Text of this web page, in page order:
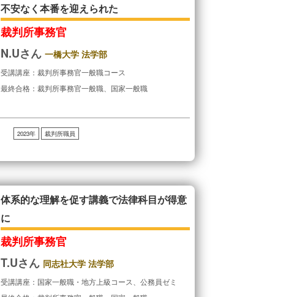
不安なく本番を迎えられた
裁判所事務官
N.Uさん一橋大学 法学部
受講講座：裁判所事務官一般職コース
最終合格：裁判所事務官一般職、国家一般職
2023年 裁判所職員
体系的な理解を促す講義で法律科目が得意
に
裁判所事務官
T.Uさん 同志社大学 法学部
受講講座：国家一般職・地方上級コース、公務員ゼミ